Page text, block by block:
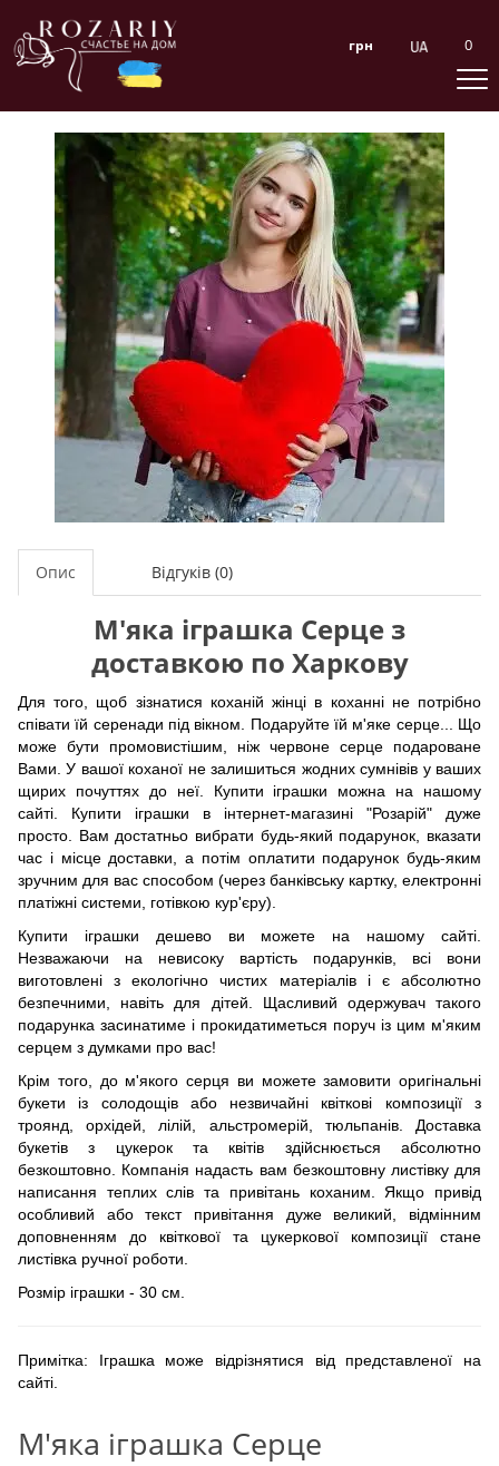
грн 0
Опис Відгуків (0)
М'яка іграшка Серце з
доставкою по Харкову
Для того, щоб зізнатися коханій жінці в коханні не потрібно
співати їй серенади під вікном. Подаруйте їй м'яке серце... Що
може бути промовистішим, ніж червоне серце подароване
Вами. У вашої коханої не залишиться жодних сумнівів у ваших
щирих почуттях до неї. Купити іграшки можна на нашому
сайті. Купити іграшки в інтернет-магазині "Розарій" дуже
просто. Вам достатньо вибрати будь-який подарунок, вказати
час і місце доставки, а потім оплатити подарунок будь-яким
зручним для вас способом (через банківську картку, електронні
платіжні системи, готівкою кур'єру).
Купити іграшки дешево ви можете на нашому сайті.
Незважаючи на невисоку вартість подарунків, всі вони
виготовлені з екологічно чистих матеріалів і є абсолютно
безпечними, навіть для дітей. Щасливий одержувач такого
подарунка засинатиме і прокидатиметься поруч із цим м'яким
серцем з думками про вас!
Крім того, до м'якого серця ви можете замовити оригінальні
букети із солодощів або незвичайні квіткові композиції з
троянд, орхідей, лілій, альстромерій, тюльпанів. Доставка
букетів з цукерок та квітів здійснюється абсолютно
безкоштовно. Компанія надасть вам безкоштовну листівку для
написання теплих слів та привітань коханим. Якщо привід
особливий або текст привітання дуже великий, відмінним
доповненням до квіткової та цукеркової композиції стане
листівка ручної роботи.
Розмір іграшки - 30 см.
Примітка: Іграшка може відрізнятися від представленої на
сайті.
М'яка іграшка Серце